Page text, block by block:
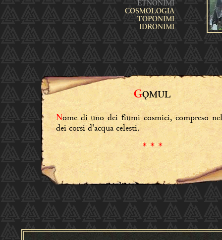
GǪMUL
Nome di uno dei fiumi cosmici, compreso
dei corsi d'acqua celesti.
* * *